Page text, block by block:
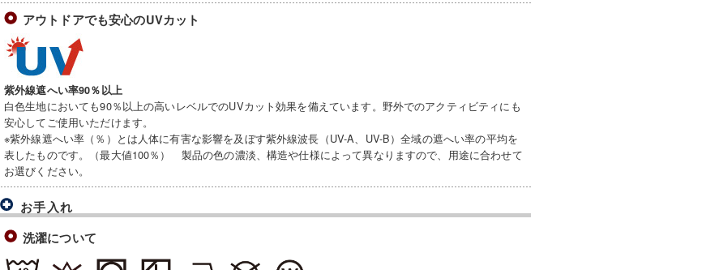
アウトドアでも安心のUVカット
紫外線遮へい率90％以上
白色生地においても90％以上の高いレベルでのUVカット効果を備えています。野外でのアクティビティにも
安心してご使用いただけます。
※紫外線遮へい率（％）とは人体に有害な影響を及ぼす紫外線波長（UV-A、UV-B）全域の遮へい率の平均を
表したものです。（最大値100％） 製品の色の濃淡、構造や仕様によって異なりますので、用途に合わせて
お選びください。
お手入れ
洗濯について